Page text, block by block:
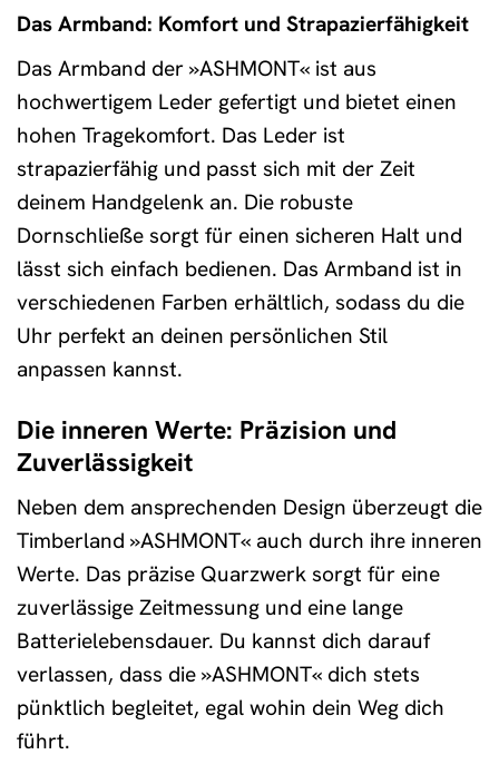
Das Armband: Komfort und Strapazierfähigkeit
Das Armband der »ASHMONT« ist aus
hochwertigem Leder gefertigt und bietet einen
hohen Tragekomfort. Das Leder ist
strapazierfähig und passt sich mit der Zeit
deinem Handgelenk an. Die robuste
Dornschließe sorgt für einen sicheren Halt und
lässt sich einfach bedienen. Das Armband ist in
verschiedenen Farben erhältlich, sodass du die
Uhr perfekt an deinen persönlichen Stil
anpassen kannst.
Die inneren Werte: Präzision und
Zuverlässigkeit
Neben dem ansprechenden Design überzeugt die
Timberland »ASHMONT« auch durch ihre inneren
Werte. Das präzise Quarzwerk sorgt für eine
zuverlässige Zeitmessung und eine lange
Batterielebensdauer. Du kannst dich darauf
verlassen, dass die »ASHMONT« dich stets
pünktlich begleitet, egal wohin dein Weg dich
führt.